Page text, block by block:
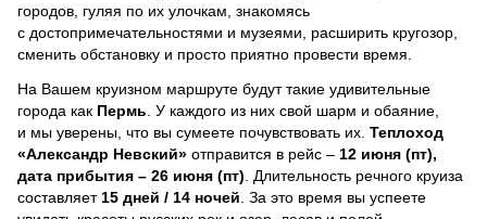
городов, гуляя по их улочкам, знакомясь
с достопримечательностями и музеями, расширить кругозор,
сменить обстановку и просто приятно провести время.
На Вашем круизном маршруте будут такие удивительные
города как Пермь . У каждого из них свой шарм и обаяние,
и мы уверены, что вы сумеете почувствовать их. Теплоход
«Александр Невский» отправится в рейс – 12 июня (пт),
дата прибытия – 26 июня (пт) . Длительность речного круиза
составляет 15 дней / 14 ночей За это время вы успеете